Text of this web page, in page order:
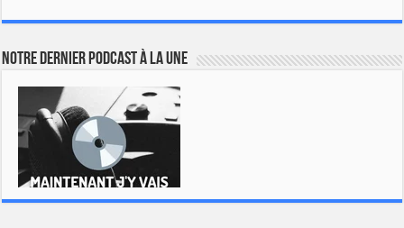
Notre dernier podcast à la une